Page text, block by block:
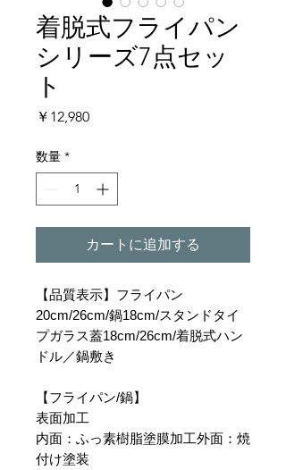
着脱式フライパン
シリーズ7点セッ
ト
￥12,980価
数量 *
カートに追加する
【品質表示】フライパン
20cm/26cm/鍋18cm/スタンドタイ
プガラス蓋18cm/26cm/着脱式ハン
ドル／鍋敷き
【フライパン/鍋】
表面加工
内面：ふっ素樹脂塗膜加工外面：焼
付け塗装